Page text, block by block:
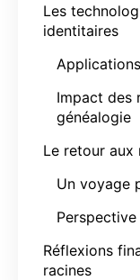
Les
identitaires
Impact des
généalogie
Le retour aux
Un voyage
Réflexions
racines